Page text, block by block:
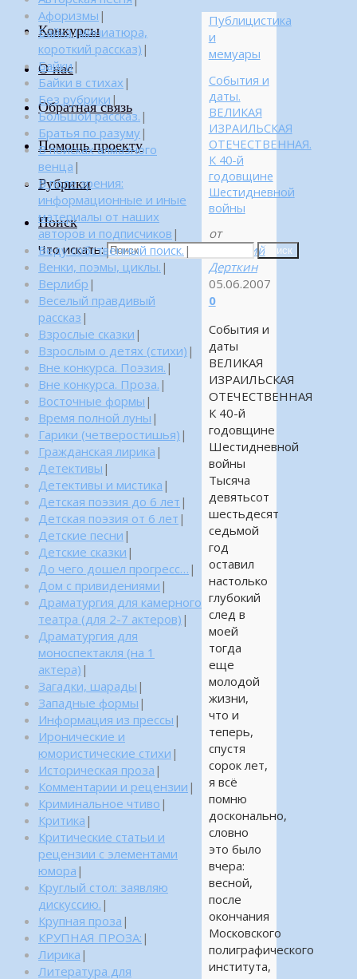
Конкурсы
О нас
Обратная связь
Помощь проекту
Рубрики
Поиск
Что искать: Поиск
Публицистика
и
мемуары
События и
даты.
ВЕЛИКАЯ
ИЗРАИЛЬСКАЯ
ОТЕЧЕСТВЕННАЯ.
К 40-й
годовщине
Шестидневной
войны
от
Геннадий
Дерткин
05.06.2007
0
События и
даты
ВЕЛИКАЯ
ИЗРАИЛЬСКАЯ
ОТЕЧЕСТВЕННАЯ
К 40-й
годовщине
Шестидневной
войны
Тысяча
девятьсот
шестьдесят
седьмой
год
оставил
настолько
глубокий
след в
моей
тогда
еще
молодой
жизни,
что и
теперь,
спустя
сорок лет,
я всё
помню
досконально,
словно
это было
вчера:
весной,
после
окончания
Московского
полиграфического
института,
Афоризмы |
Байка (миниатюра,
короткий рассказ) |
Байки|
Байки в стихах |
Без рубрики |
Большой рассказ. |
Братья по разуму|
В поисках алмазного
венца |
В поле зрения:
информационные и иные
материалы от наших
авторов и подписчиков |
Веду собственный поиск. |
Венки, поэмы, циклы. |
Верлибр |
Веселый правдивый
рассказ |
Взрослые сказки |
Взрослым о детях (стихи) |
Вне конкурса. Поэзия. |
Вне конкурса. Проза. |
Восточные формы |
Время полной луны |
Гарики (четверостишья) |
Гражданская лирика |
Детективы |
Детективы и мистика |
Детская поэзия до 6 лет |
Детская поэзия от 6 лет |
Детские песни |
Детские сказки |
До чего дошел прогресс… |
Дом с привидениями |
Драматургия для камерного
театра (для 2-7 актеров) |
Драматургия для
моноспектакля (на 1
актера) |
Загадки, шарады |
Западные формы |
Информация из прессы |
Иронические и
юмористические стихи |
Историческая проза |
Комментарии и рецензии |
Криминальное чтиво |
Критика |
Критические статьи и
рецензии с элементами
юмора |
Круглый стол: заявляю
дискуссию. |
Крупная проза |
КРУПНАЯ ПРОЗА: |
Лирика |
Литература для